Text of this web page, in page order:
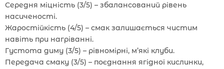
Середня міцність (3/5) – збалансований рівень
насиченості.
Жаростійкість (4/5) – смак залишається чистим
навіть при нагріванні.
Густота диму (3/5) – рівномірні, м’які клуби.
Передача смаку (3/5) – поєднання ягідної кислинки,